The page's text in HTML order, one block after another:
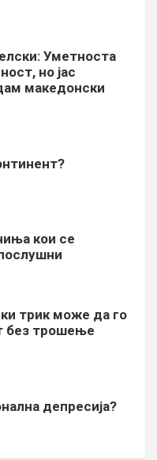
Уметноста
но јас
македонски
кои се
трик може да го
без трошење
депресија?